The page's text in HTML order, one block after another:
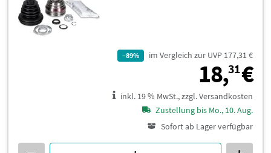
–89% im Vergleich zur UVP 177,31 €
18,31€
inkl. 19 % MwSt., zzgl. Versandkosten
Zustellung bis Mo., 10. Aug.
Sofort ab Lager verfügbar